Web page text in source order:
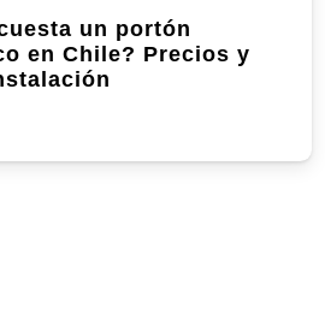
un portón
en Chile? Precios y